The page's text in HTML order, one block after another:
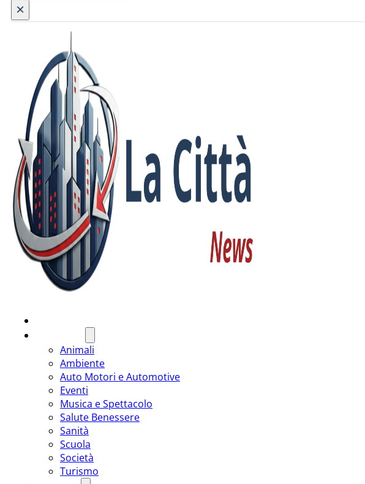
×
Animali
Ambiente
Auto Motori e Automotive
Eventi
Musica e Spettacolo
Salute Benessere
Sanità
Scuola
Società
Turismo